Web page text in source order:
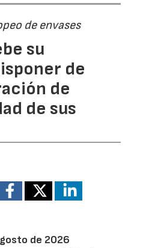
de envases
su
de
de
de sus
de 2026